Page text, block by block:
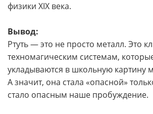
физики XIX века.
Вывод:
Ртуть — это не просто металл. Это
техномагическим системам,
укладываются в школьную картину
А значит, она стала «опасной»
стало опасным наше пробуждение.